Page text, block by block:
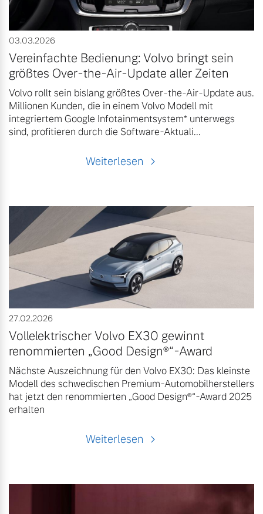
03.03.2026
Vereinfachte Bedienung: Volvo bringt sein
größtes Over-the-Air-Update aller Zeiten
Volvo rollt sein bislang größtes Over-the-Air-Update aus.
Millionen Kunden, die in einem Volvo Modell mit
integriertem Google Infotainmentsystem* unterwegs
sind, profitieren durch die Software-Aktuali...
Weiterlesen
27.02.2026
Vollelektrischer Volvo EX30 gewinnt
renommierten „Good Design®“-Award
Nächste Auszeichnung für den Volvo EX30: Das kleinste
Modell des schwedischen Premium-Automobilherstellers
hat jetzt den renommierten „Good Design®“-Award 2025
erhalten
Weiterlesen